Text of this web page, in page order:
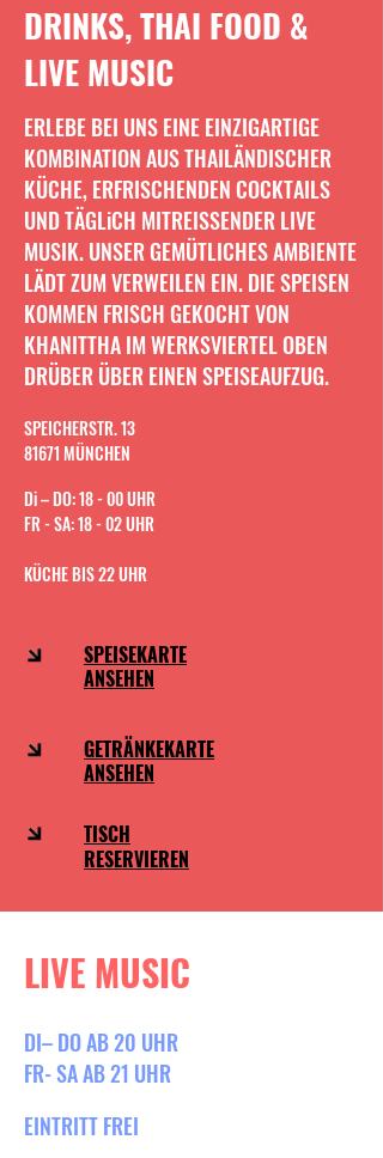
DRINKS, THAI FOOD &
LIVE MUSIC
ERLEBE BEI UNS EINE EINZIGARTIGE
KOMBINATION AUS THAILÄNDISCHER
KÜCHE, ERFRISCHENDEN COCKTAILS
UND TÄGLiCH MITREISSENDER LIVE
MUSIK. UNSER GEMÜTLICHES AMBIENTE
LÄDT ZUM VERWEILEN EIN. DIE SPEISEN
KOMMEN FRISCH GEKOCHT VON
KHANITTHA IM WERKSVIERTEL OBEN
DRÜBER ÜBER EINEN SPEISEAUFZUG.
SPEICHERSTR. 13
81671 MÜNCHEN
Di – DO: 18 - 00 UHR
FR - SA: 18 - 02 UHR
KÜCHE BIS 22 UHR
SPEISEKARTE
ANSEHEN
GETRÄNKEKARTE
ANSEHEN
TISCH
RESERVIEREN
LIVE MUSIC
DI– DO AB 20 UHR
FR- SA AB 21 UHR
EINTRITT FREI